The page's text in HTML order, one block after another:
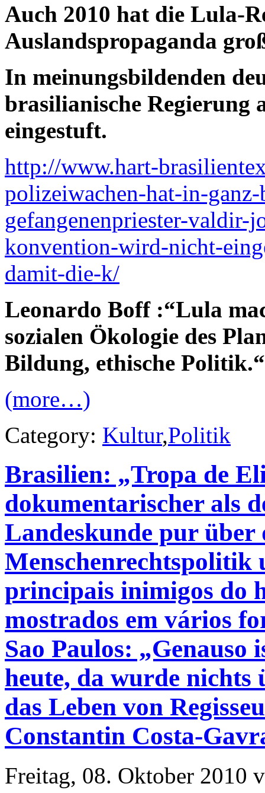
Auch 2010 hat die Lula-
Auslandspropaganda
In meinungsbildenden
brasilianische Regierung
eingestuft.
http://www.hart-
polizeiwachen-hat-in-
gefangenenpriester-
konvention-wird-nicht-
damit-die-k/
Leonardo Boff :“Lula
sozialen Ökologie des
Bildung, ethische
(more…)
Category: Kultur,Politik
Brasilien: „Tropa de
dokumentarischer als
Landeskunde pur über
Menschenrechtspolitik
principais inimigos do
mostrados em vários
Sao Paulos:
heute, da wurde
das Leben von
Constantin Costa-
Freitag, 08. Oktober 2010